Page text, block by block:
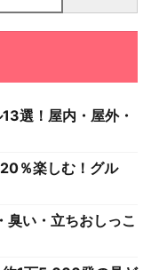
選！屋内・屋外・
％楽しむ！グル
臭い・立ちおしっこ